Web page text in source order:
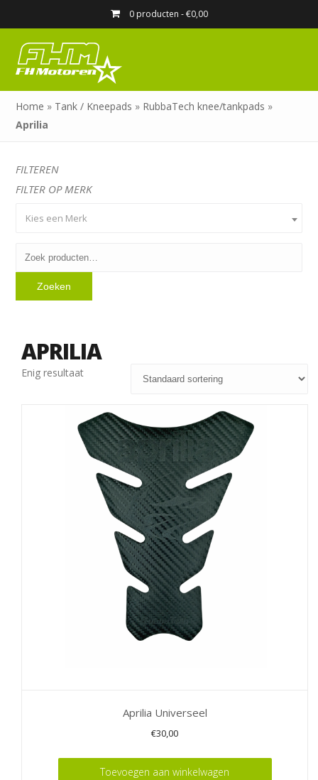
0 producten -€0,00
Home » Tank / Kneepads » RubbaTech knee/tankpads »
Aprilia
FILTEREN
FILTER OP MERK
Kies een Merk
Zoeken
naar:
Zoeken
APRILIA
Enig resultaat
Aprilia Universeel
€30,00
Toevoegen aan winkelwagen